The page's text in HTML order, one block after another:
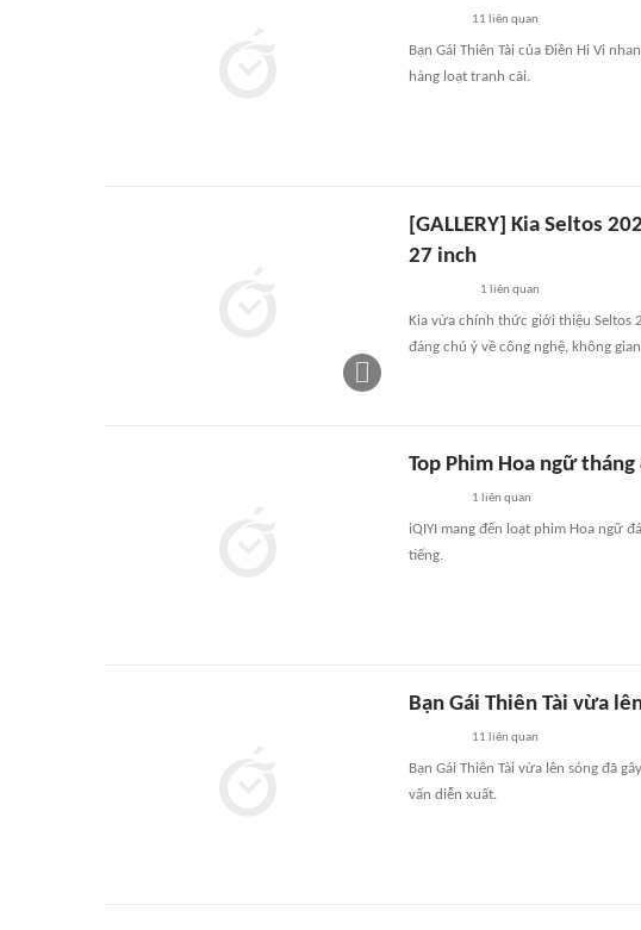
11 liên quan
Bạn Gái Thiên Tài của Điền Hi Vi
hàng loạt tranh cãi.
[GALLERY] Kia Seltos
27 inch
1 liên quan
Kia vừa chính thức giới thiệu Seltos
đáng chú ý về công nghệ, không
Top Phim Hoa ngữ
1 liên quan
iQIYI mang đến loạt phim Hoa ngữ
tiếng.
Bạn Gái Thiên Tài vừa
11 liên quan
Bạn Gái Thiên Tài vừa lên sóng đã
vấn diễn xuất.